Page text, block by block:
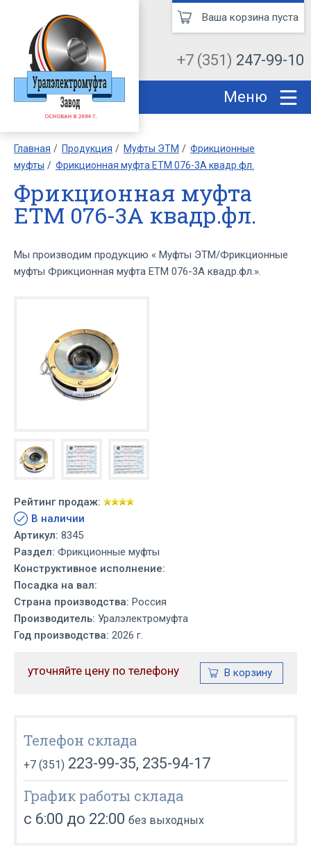
+7 (351) 247-99-10
Ваша корзина пуста
Меню
Главная Продукция Муфты ЭТМ
Фрикционные
муфты
Фрикционная муфта ЕТМ 076-3А квадр.фл.
Фрикционная муфта
ЕТМ 076-3А квадр.фл.
Мы производим продукцию « Муфты ЭТМ/Фрикционные
муфты Фрикционная муфта ЕТМ 076-3А квадр.фл.».
Рейтинг продаж:
В наличии
Артикул: 8345
Раздел: Фрикционные муфты
Конструктивное исполнение:
Посадка на вал:
Страна производства: Россия
Производитель: Уралэлектромуфта
Год производства: 2026 г.
уточняйте цену по телефону
Телефон склада
+7 (351) 223-99-35, 235-94-17
График работы склада
с 6:00 до 22:00 без выходных